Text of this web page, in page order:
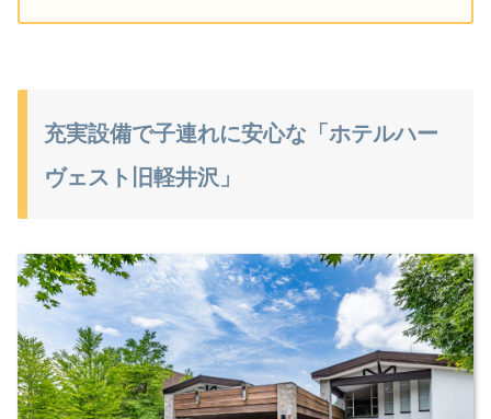
充実設備で子連れに安心な「ホテルハー
ヴェスト旧軽井沢」